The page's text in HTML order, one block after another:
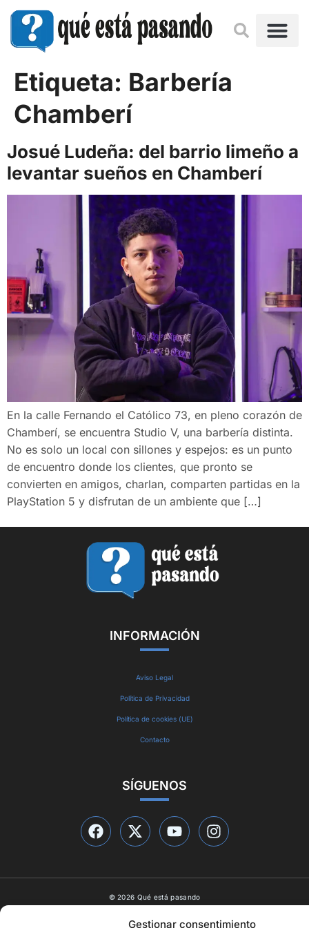
Gestionar consentimiento
Etiqueta: Barbería
Chamberí
Josué Ludeña: del barrio limeño a
levantar sueños en Chamberí
En la calle Fernando el Católico 73, en pleno corazón de
Chamberí, se encuentra Studio V, una barbería distinta.
No es solo un local con sillones y espejos: es un punto
de encuentro donde los clientes, que pronto se
convierten en amigos, charlan, comparten partidas en la
PlayStation 5 y disfrutan de un ambiente que […]
INFORMACIÓN
Aviso Legal
Política de Privacidad
Política de cookies (UE)
Contacto
SÍGUENOS
© 2026 Qué está pasando